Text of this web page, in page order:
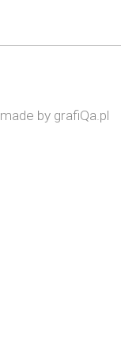
made by grafiQa.pl